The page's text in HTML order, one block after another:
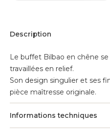
Description
Le buffet Bilbao en chêne
travaillées en relief.
Son design singulier et ses
pièce maîtresse originale.
Informations techniques